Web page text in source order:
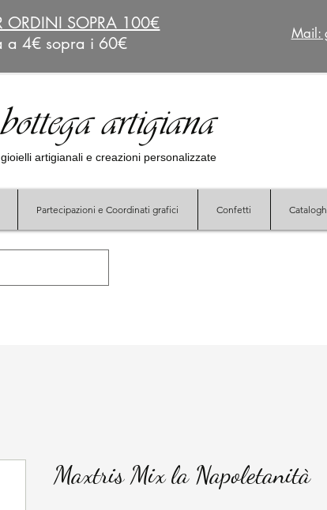
ORDINI SOPRA 100€
a 4€ sopra i 60€
Mail:
artigiana
artigianali e creazioni personalizzate
Partecipazioni e Coordinati grafici Confetti
Maxtris Mix la Napoletanità